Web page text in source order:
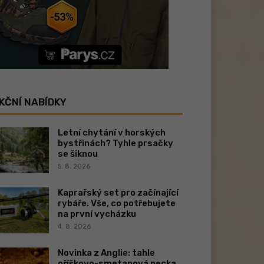
NABÍDKY
Letní chytání v horských
bystřinách? Tyhle prsačky
se šiknou
5. 8. 2026
Kaprařský set pro začínající
rybáře. Vše, co potřebujete
na první vycházku
4. 8. 2026
Novinka z Anglie: tahle